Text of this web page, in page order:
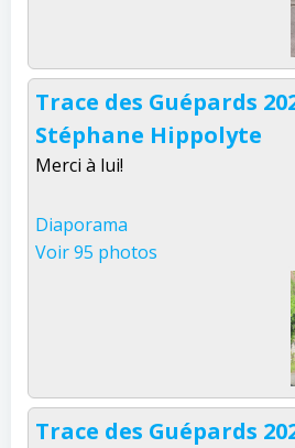
Trace des Guépards
Stéphane Hippolyte
Merci à lui!
Diaporama
Voir 95 photos
Trace des Guépards